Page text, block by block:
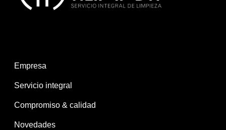
Empresa
Servicio integral
Compromiso & calidad
Novedades